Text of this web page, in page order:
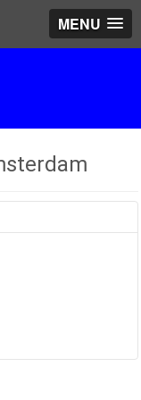
MENU